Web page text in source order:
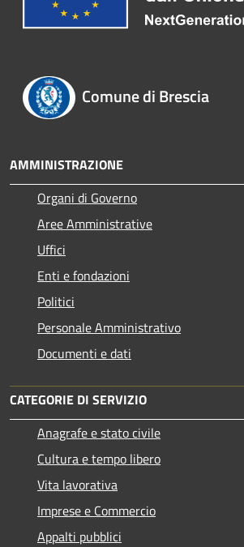
Comune di Brescia
AMMINISTRAZIONE
Organi di Governo
Aree Amministrative
Uffici
Enti e fondazioni
Politici
Personale Amministrativo
Documenti e dati
CATEGORIE DI SERVIZIO
Anagrafe e stato civile
Cultura e tempo libero
Vita lavorativa
Imprese e Commercio
Appalti pubblici